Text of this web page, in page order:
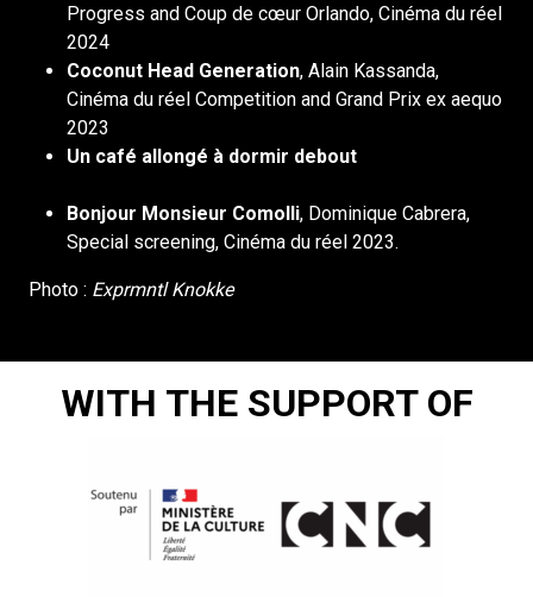
Progress and Coup de cœur Orlando, Cinéma du réel
2024
Coconut Head Generation, Alain Kassanda,
Cinéma du réel Competition and Grand Prix ex aequo
2023
Un café allongé à dormir debout
Bonjour Monsieur Comolli, Dominique Cabrera,
Special screening, Cinéma du réel 2023.
Photo : Exprmntl Knokke
WITH THE SUPPORT OF